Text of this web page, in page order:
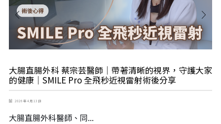
大腸直腸外科 蔡宗芸醫師｜帶著清晰的視界，守護大家
的健康｜SMILE Pro 全飛秒近視雷射術後分享
2026 年 4 月 13 日
大腸直腸外科醫師、同...